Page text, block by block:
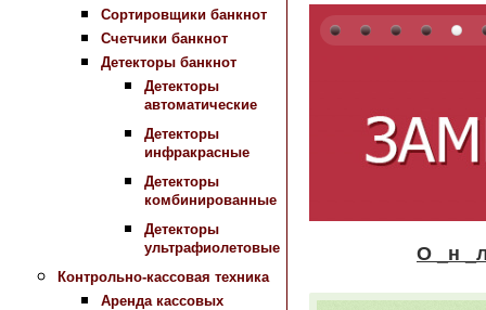
Сортировщики банкнот
Счетчики банкнот
Детекторы банкнот
Детекторы
автоматические
Детекторы
инфракрасные
Детекторы
комбинированные
Детекторы
ультрафиолетовые
Контрольно-кассовая техника
Аренда кассовых
О _н _л _а_